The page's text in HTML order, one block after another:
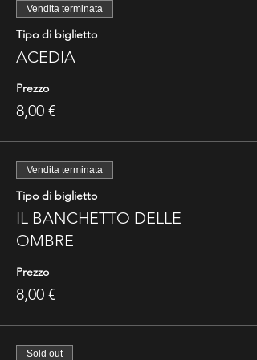
Vendita terminata
Tipo di biglietto
ACEDIA
Prezzo
8,00 €
Vendita terminata
Tipo di biglietto
IL BANCHETTO DELLE
OMBRE
Prezzo
8,00 €
Sold out